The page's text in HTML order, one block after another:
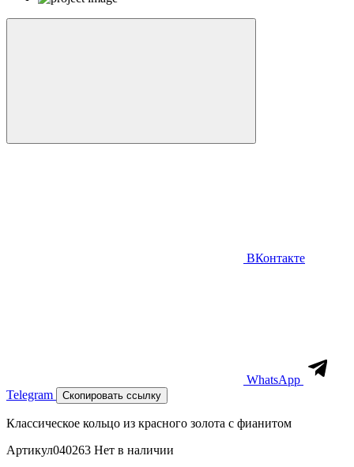
ВКонтакте
WhatsApp
Telegram
Скопировать ссылку
Классическое кольцо из красного золота с фианитом
Артикул040263 Нет в наличии